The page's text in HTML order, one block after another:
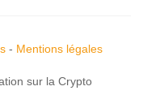
- Mentions légales
sur la Crypto